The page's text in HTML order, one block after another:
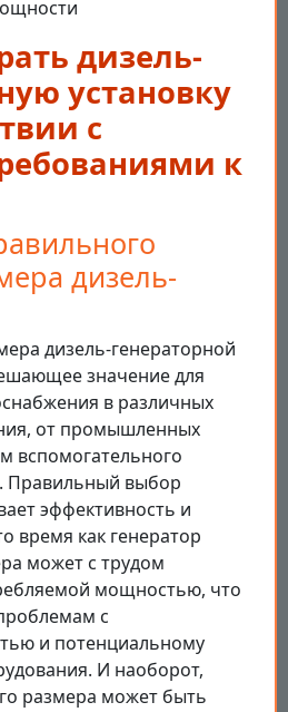
дизель-
установку
с
к
дизель-
дизель-генераторной
значение для
в различных
от промышленных
вспомогательного
Правильный выбор
эффективность и
время как генератор
может с трудом
мощностью, что
с
и потенциальному
И наоборот,
размера может быть